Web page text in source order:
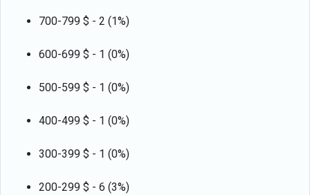
700-799 $ - 2 (1%)
600-699 $ - 1 (0%)
500-599 $ - 1 (0%)
400-499 $ - 1 (0%)
300-399 $ - 1 (0%)
200-299 $ - 6 (3%)